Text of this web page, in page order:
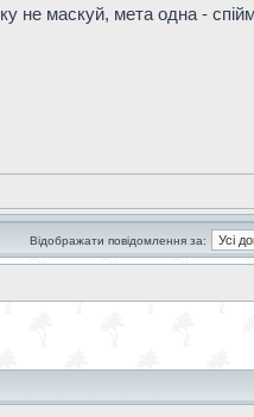
не маскуй, мета одна -
Відображати повідомлення за: